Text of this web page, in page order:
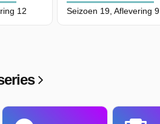
12 Seizoen 19, Aflevering 9